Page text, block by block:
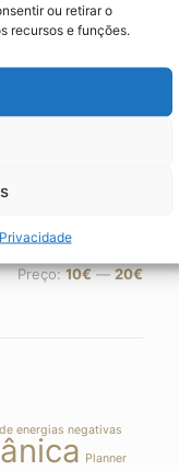
ou retirar o
recursos e funções.
Preço:10€—20€
energias negativas
Planner